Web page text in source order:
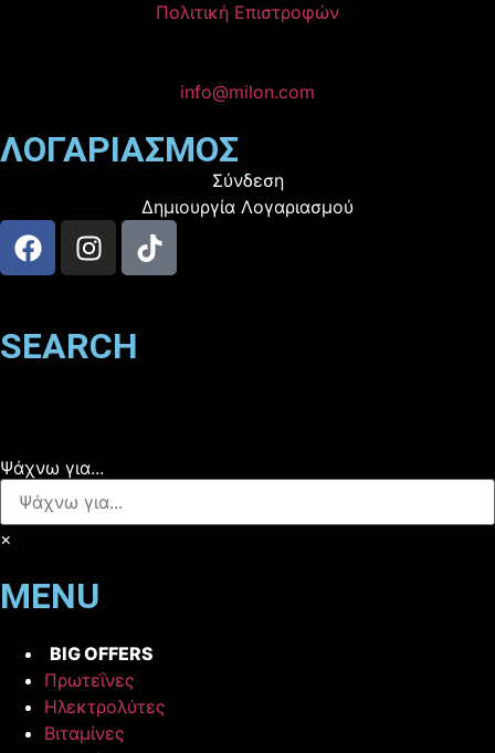
Πολιτική Επιστροφών
info@milon.com
ΛΟΓΑΡΙΑΣΜΟΣ
Σύνδεση
Δημιουργία Λογαριασμού
SEARCH
Ψάχνω για...
×
MENU
BIG OFFERS
Πρωτεΐνες
Ηλεκτρολύτες
Βιταμίνες